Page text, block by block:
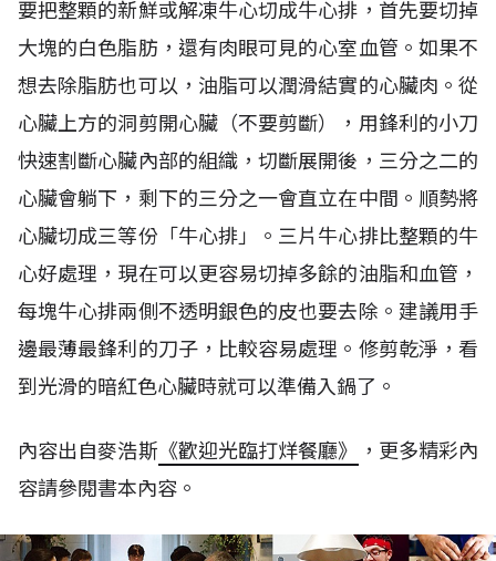
要把整顆的新鮮或解凍牛心切成牛心排，首先要切掉
大塊的白色脂肪，還有肉眼可見的心室血管。如果不
想去除脂肪也可以，油脂可以潤滑結實的心臟肉。從
心臟上方的洞剪開心臟（不要剪斷），用鋒利的小刀
快速割斷心臟內部的組織，切斷展開後，三分之二的
心臟會躺下，剩下的三分之一會直立在中間。順勢將
心臟切成三等份「牛心排」。三片牛心排比整顆的牛
心好處理，現在可以更容易切掉多餘的油脂和血管，
每塊牛心排兩側不透明銀色的皮也要去除。建議用手
邊最薄最鋒利的刀子，比較容易處理。修剪乾淨，看
到光滑的暗紅色心臟時就可以準備入鍋了。
內容出自麥浩斯 《歡迎光臨打烊餐廳》
，更多精彩內
容請參閱書本內容。